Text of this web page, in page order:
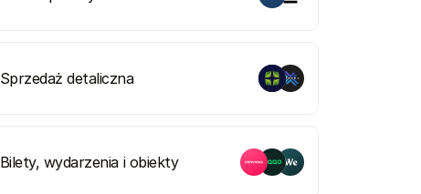
Sprzedaż detaliczna
Bilety, wydarzenia i obiekty